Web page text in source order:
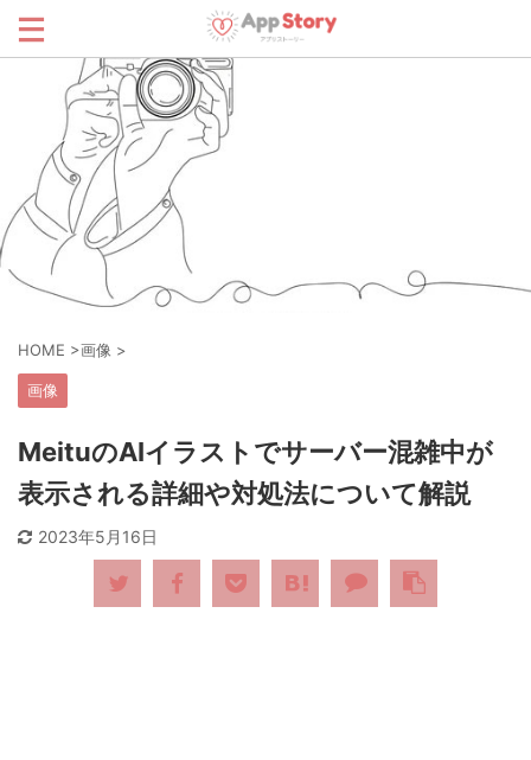
HOME >画像 >
画像
MeituのAIイラストでサーバー混雑中が
表示される詳細や対処法について解説
2023年5月16日